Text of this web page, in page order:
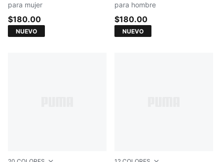
para mujer
$180.00
NUEVO
para hombre
$180.00
NUEVO